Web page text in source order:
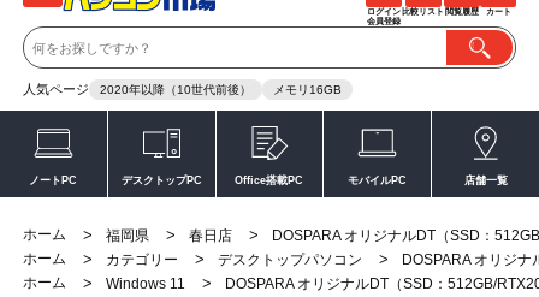
人気ページ 2020年以降（10世代前後） メモリ16GB
ログイン
会員登録
比較リスト 閲覧履歴 カート
ノートPC デスクトップPC Office搭載PC モバイルPC 店舗一覧
ホーム > 福岡県 > 春日店 >
DOSPARA オリジナルDT（SSD：
ホーム
> カテゴリー > デスクトップパソコン >
DOSPARA オリジ
ホーム
> Windows 11 >
DOSPARA オリジナルDT（SSD：512GB/